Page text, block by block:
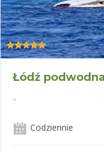
Oceniono
Łódź
..
Codziennie